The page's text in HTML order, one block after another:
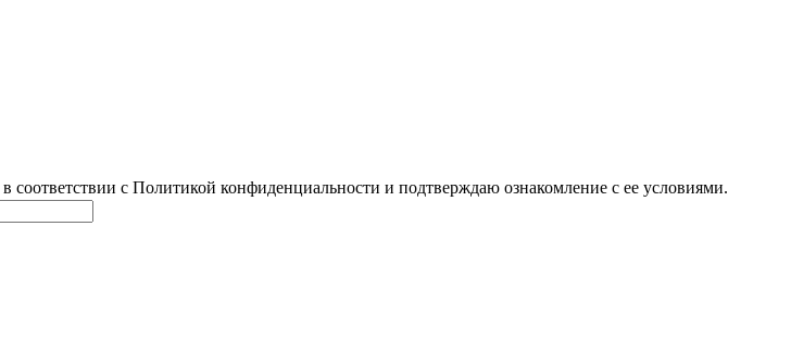
в соответствии с Политикой конфиденциальности и подтверждаю ознакомление с ее условиями.